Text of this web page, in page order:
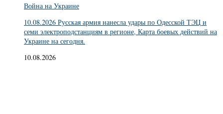
Война на Украине
10.08.2026 Русская армия нанесла удары по Одесской ТЭЦ и
семи электроподстанциям в регионе, Карта боевых действий на
Украине на сегодня.
10.08.2026